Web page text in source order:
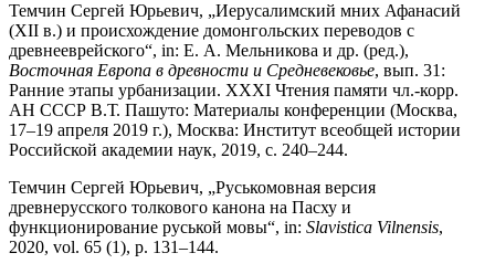
Темчин Сергей Юрьевич, „Иерусалимский мних Афанасий
(XII в.) и происхождение домонгольских переводов с
древнееврейского“, in: Е. А. Мельникова и др. (ред.),
Восточная Европа в древности и Средневековье, вып. 31:
Ранние этапы урбанизации. XXXI Чтения памяти чл.-корр.
АН СССР В.Т. Пашуто: Материалы конференции (Москва,
17–19 апреля 2019 г.), Москва: Институт всеобщей истории
Российской академии наук, 2019, с. 240–244.
Темчин Сергей Юрьевич, „Руськомовная версия
древнерусского толкового канона на Пасху и
функционирование руськой мовы“, in: Slavistica Vilnensis,
2020, vol. 65 (1), p. 131–144.